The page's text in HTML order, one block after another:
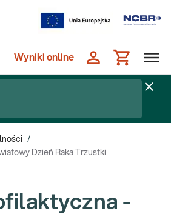
Wyniki online
/
Dzień Raka Trzustki
-